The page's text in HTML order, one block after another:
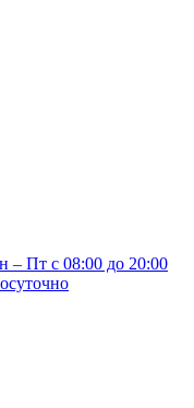
– Пт с 08:00 до 20:00